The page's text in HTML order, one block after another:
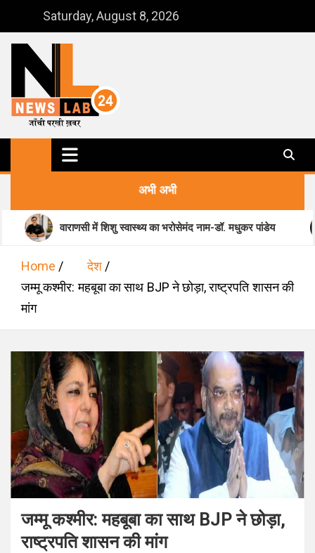
content
Saturday, August 8, 2026
NewsLab24
जाँची परखी ख़बर
अभी अभी
में शिशु स्वास्थ्य का भरोसेमंद नाम-डॉ. मधुकर पांडेय
Home
देश
जम्मू कश्मीर: महबूबा का साथ BJP ने छोड़ा, राष्ट्रपति शासन की
मांग
जम्मू कश्मीर: महबूबा का साथ BJP ने छोड़ा,
राष्ट्रपति शासन की मांग